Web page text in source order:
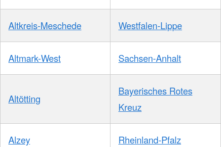
Altkreis-Meschede Westfalen-Lippe
Altmark-West Sachsen-Anhalt
Altötting
Bayerisches Rotes
Kreuz
Alzey Rheinland-Pfalz